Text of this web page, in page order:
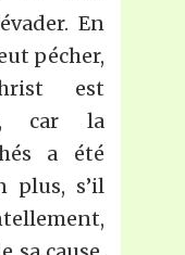
En
pécher,
est
car la
a été
plus, s’il